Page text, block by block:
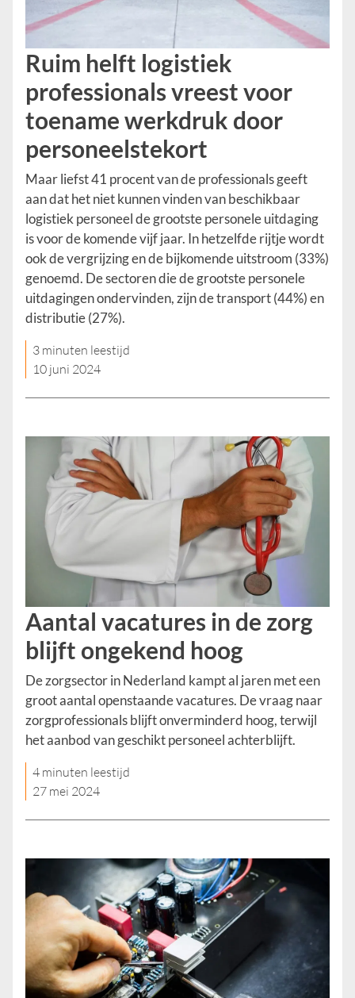
Ruim helft logistiek
professionals vreest voor
toename werkdruk door
personeelstekort
Maar liefst 41 procent van de professionals geeft
aan dat het niet kunnen vinden van beschikbaar
logistiek personeel de grootste personele uitdaging
is voor de komende vijf jaar. In hetzelfde rijtje wordt
ook de vergrijzing en de bijkomende uitstroom (33%)
genoemd. De sectoren die de grootste personele
uitdagingen ondervinden, zijn de transport (44%) en
distributie (27%).
3 minuten leestijd
10 juni 2024
Aantal vacatures in de zorg
blijft ongekend hoog
De zorgsector in Nederland kampt al jaren met een
groot aantal openstaande vacatures. De vraag naar
zorgprofessionals blijft onverminderd hoog, terwijl
het aanbod van geschikt personeel achterblijft.
4 minuten leestijd
27 mei 2024